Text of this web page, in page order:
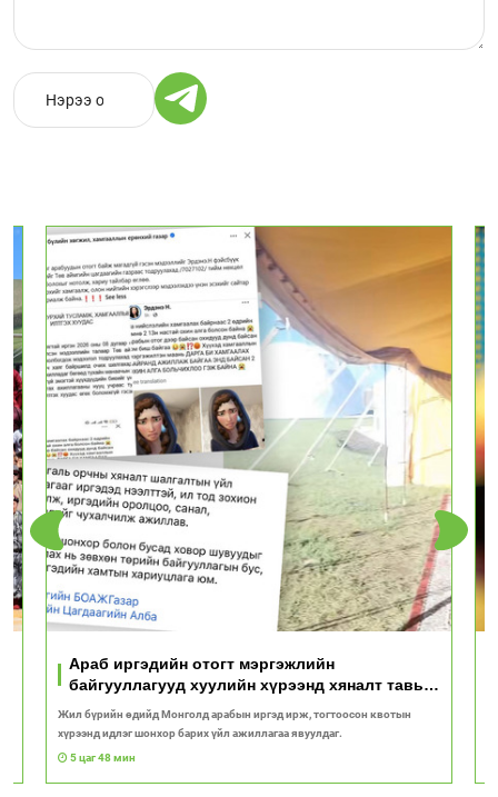
Араб иргэдийн отогт мэргэжлийн
байгууллагууд хуулийн хүрээнд хяналт тавьж
байна
Жил бүрийн өдийд Монголд арабын иргэд ирж, тогтоосон квотын
хүрээнд идлэг шонхор барих үйл ажиллагаа явуулдаг.
5 цаг 48 мин